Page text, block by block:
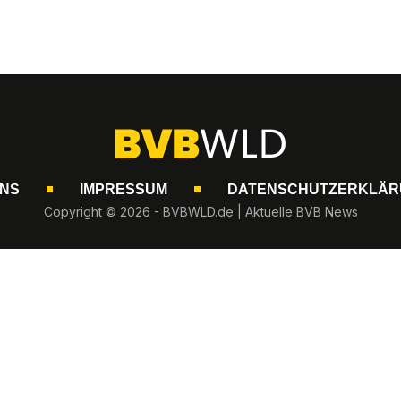
IMPRESSUM
Copyright © 2026 - BVBWLD.de | Aktuelle BVB News